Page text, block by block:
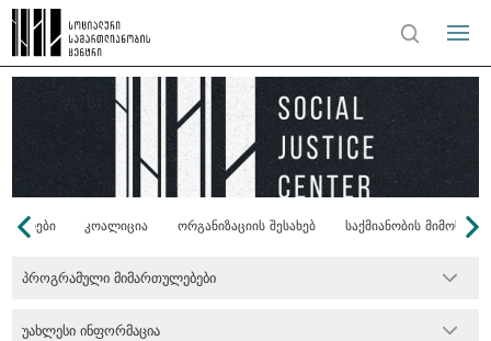
კოალიცია ორგანიზაციის შესახებ საქმიანობის
პროგრამული მიმართულებები
უახლესი ინფორმაცია